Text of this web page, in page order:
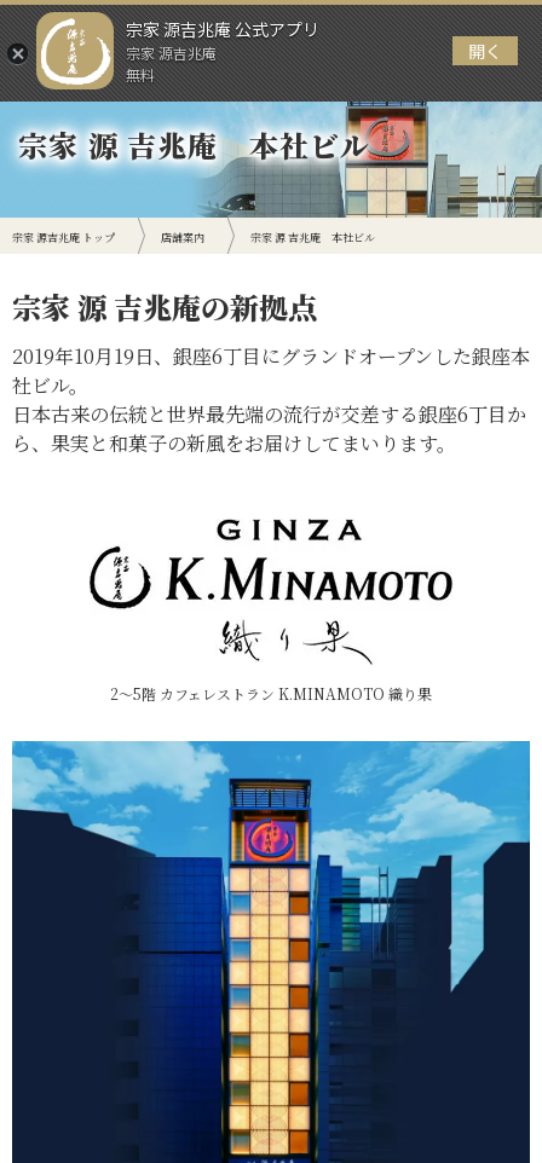
宗家 源吉兆庵 公式アプリ
宗家 源吉兆庵
無料
開く
メニュー
宗家 源 吉兆庵 本社ビル
宗家 源吉兆庵 トップ 店舗案内 宗家 源 吉兆庵 本社ビル
宗家 源 吉兆庵の新拠点
2019年10月19日、銀座6丁目にグランドオープンした銀座本
社ビル。
日本古来の伝統と世界最先端の流行が交差する銀座6丁目か
ら、果実と和菓子の新風をお届けしてまいります。
2～5階 カフェレストラン K.MINAMOTO 織り果